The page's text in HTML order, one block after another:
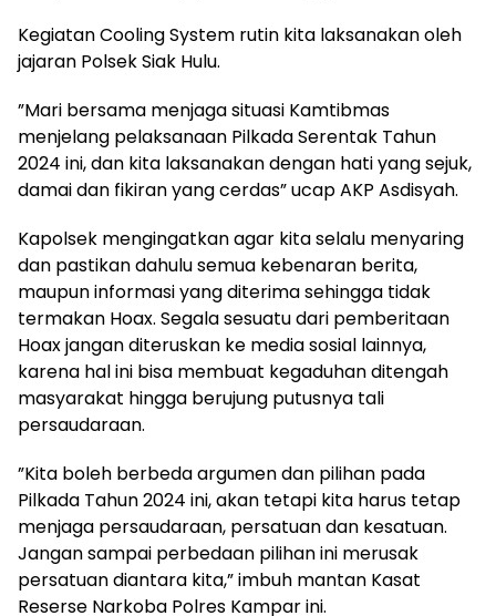
Kegiatan Cooling System rutin kita laksanakan oleh
jajaran Polsek Siak Hulu.
”Mari bersama menjaga situasi Kamtibmas
menjelang pelaksanaan Pilkada Serentak Tahun
2024 ini, dan kita laksanakan dengan hati yang sejuk,
damai dan fikiran yang cerdas” ucap AKP Asdisyah.
Kapolsek mengingatkan agar kita selalu menyaring
dan pastikan dahulu semua kebenaran berita,
maupun informasi yang diterima sehingga tidak
termakan Hoax. Segala sesuatu dari pemberitaan
Hoax jangan diteruskan ke media sosial lainnya,
karena hal ini bisa membuat kegaduhan ditengah
masyarakat hingga berujung putusnya tali
persaudaraan.
”Kita boleh berbeda argumen dan pilihan pada
Pilkada Tahun 2024 ini, akan tetapi kita harus tetap
menjaga persaudaraan, persatuan dan kesatuan.
Jangan sampai perbedaan pilihan ini merusak
persatuan diantara kita,” imbuh mantan Kasat
Reserse Narkoba Polres Kampar ini.